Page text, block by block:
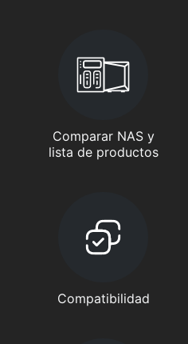
Comparar NAS y
lista de productos
Compatibilidad